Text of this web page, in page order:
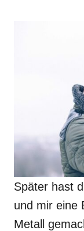
Später hast
und mir eine
Metall